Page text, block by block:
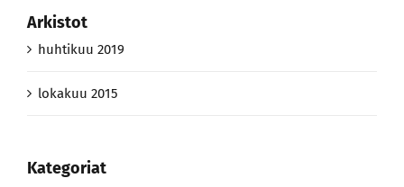
Arkistot
huhtikuu 2019
lokakuu 2015
Kategoriat